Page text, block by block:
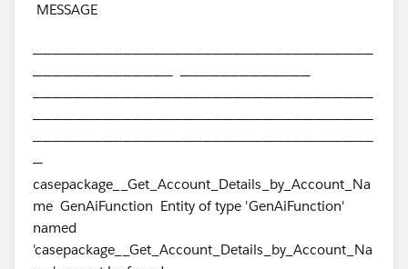
MESSAGE
──────────────────────────────────
────────────── ─────────────
──────────────────────────────────
──────────────────────────────────
──────────────────────────────────
─
casepackage__Get_Account_Details_by_Account_Na
me GenAiFunction Entity of type 'GenAiFunction'
named
'casepackage__Get_Account_Details_by_Account_Na